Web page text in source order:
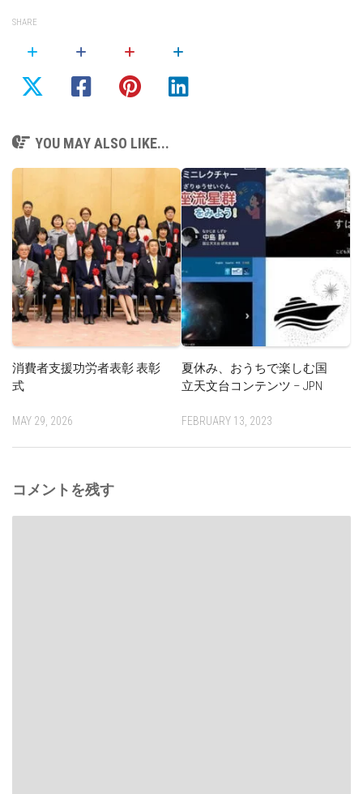
SHARE
YOU MAY ALSO LIKE...
消費者支援功労者表彰 表彰
式
MAY 29, 2026
夏休み、おうちで楽しむ国
立天文台コンテンツ – JPN
FEBRUARY 13, 2023
コメントを残す